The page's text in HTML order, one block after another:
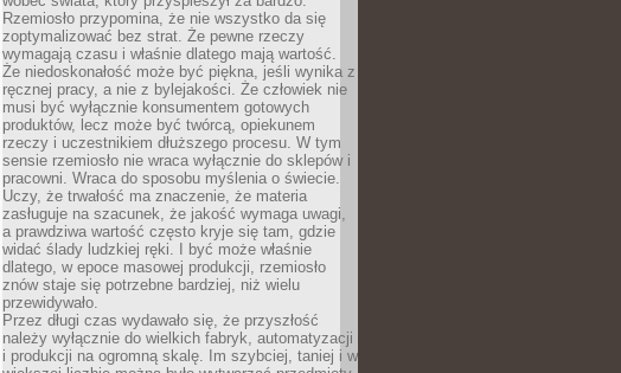
Rzemiosło przypomina, że nie wszystko da się
zoptymalizować bez strat. Że pewne rzeczy
wymagają czasu i właśnie dlatego mają wartość.
Że niedoskonałość może być piękna, jeśli wynika z
ręcznej pracy, a nie z bylejakości. Że człowiek nie
musi być wyłącznie konsumentem gotowych
produktów, lecz może być twórcą, opiekunem
rzeczy i uczestnikiem dłuższego procesu. W tym
sensie rzemiosło nie wraca wyłącznie do sklepów i
pracowni. Wraca do sposobu myślenia o świecie.
Uczy, że trwałość ma znaczenie, że materia
zasługuje na szacunek, że jakość wymaga uwagi,
a prawdziwa wartość często kryje się tam, gdzie
widać ślady ludzkiej ręki. I być może właśnie
dlatego, w epoce masowej produkcji, rzemiosło
znów staje się potrzebne bardziej, niż wielu
przewidywało.
Przez długi czas wydawało się, że przyszłość
należy wyłącznie do wielkich fabryk, automatyzacji
i produkcji na ogromną skalę. Im szybciej, taniej i w